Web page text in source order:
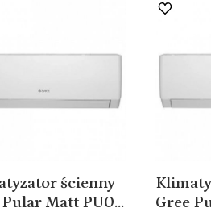
ścienny
Pular Matt PU0...
Gree